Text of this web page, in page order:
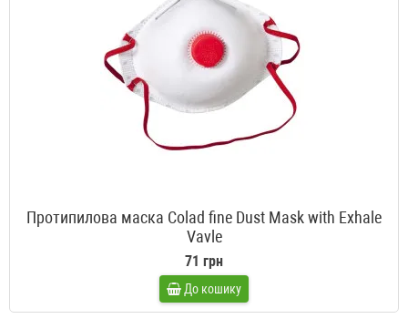
Протипилова маска Colad fine Dust Mask with Exhale
Vavle
71 грн
До кошику